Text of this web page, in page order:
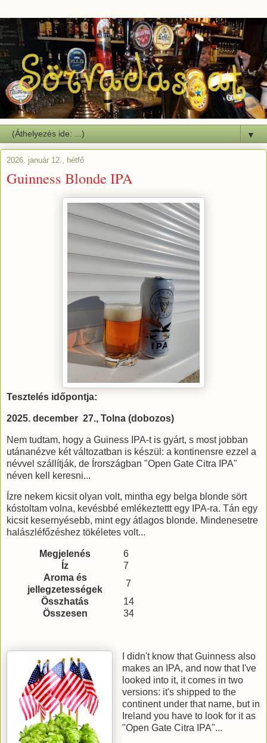
▼
2026. január 12., hétfő
Guinness Blonde IPA
Tesztelés időpontja:
2025. december 27., Tolna (dobozos)
Nem tudtam, hogy a Guiness IPA-t is gyárt, s most jobban
utánanézve két változatban is készül: a kontinensre ezzel a
névvel szállítják, de Írországban "Open Gate Citra IPA"
néven kell keresni...
Ízre nekem kicsit olyan volt, mintha egy belga blonde sört
kóstoltam volna, kevésbbé emlékeztettt egy IPA-ra. Tán egy
kicsit kesernyésebb, mint egy átlagos blonde. Mindenesetre
halászléfőzéshez tökéletes volt...
Megjelenés
6
Íz
7
Aroma és
jellegzetességek
7
Összhatás
14
Összesen
34
I didn't know that Guinness also
makes an IPA, and now that I've
looked into it, it comes in two
versions: it's shipped to the
continent under that name, but in
Ireland you have to look for it as
"Open Gate Citra IPA"...